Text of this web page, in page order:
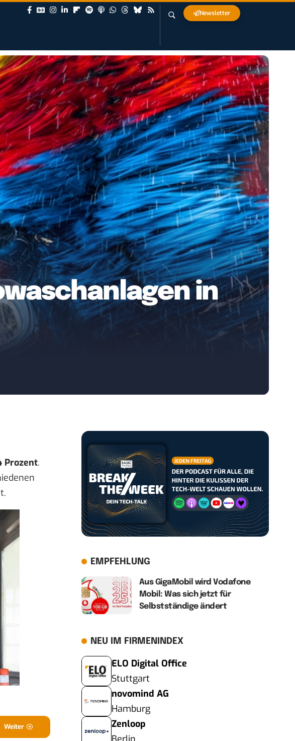
Newsletter
in
Prozent.
Weiter
EMPFEHLUNG
Aus GigaMobil wird Vodafone
Mobil: Was sich jetzt für
Selbstständige ändert
NEU IM FIRMENINDEX
ELO Digital Office
Stuttgart
novomind AG
Hamburg
Zenloop